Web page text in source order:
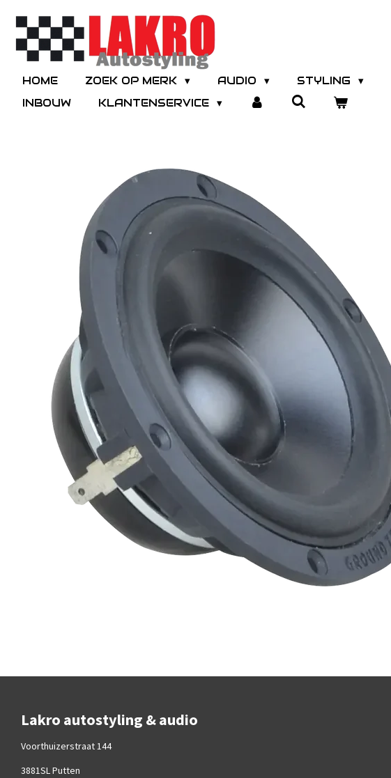
Ga
direct
hoofdinhoud
HOME ZOEK OP MERK AUDIO STYLING
INBOUW
KLANTENSERVICE
Lakro autostyling & audio
Voorthuizerstraat 144
3881SL Putten